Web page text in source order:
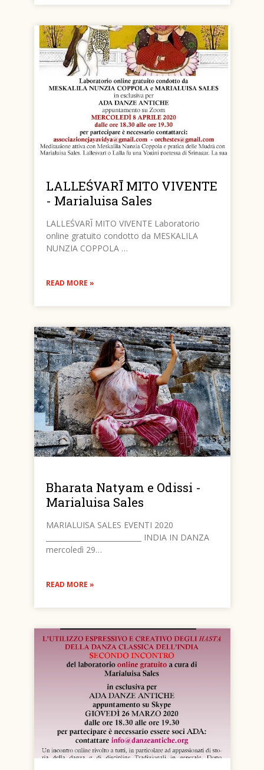
LALLEŚVARĪ MITO VIVENTE
- Marialuisa Sales
LALLEŚVARĪ MITO VIVENTE Laboratorio
online gratuito condotto da MESKALILA
NUNZIA COPPOLA …
READ MORE »
Bharata Natyam e Odissi -
Marialuisa Sales
MARIALUISA SALES EVENTI 2020
___________________________ INDIA IN DANZA
mercoledì 29…
READ MORE »